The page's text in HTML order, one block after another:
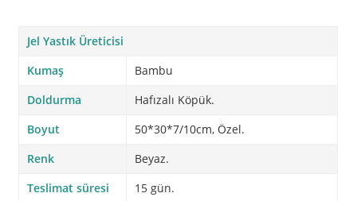
Jel Yastık Üreticisi
Kumaş
Bambu
Doldurma
Hafızalı Köpük.
Boyut
50*30*7/10cm, Özel.
Renk
Beyaz.
Teslimat süresi
15 gün.